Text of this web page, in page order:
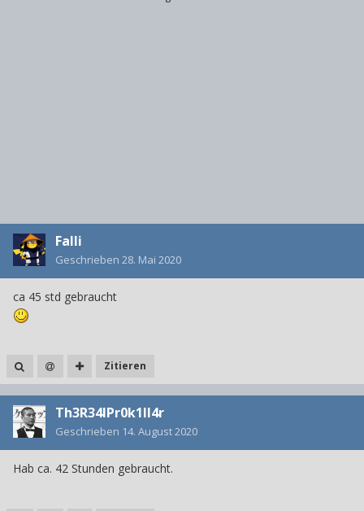
Falli
Geschrieben 28. Mai 2020
ca 45 std gebraucht
Zitieren
Th3R34lPr0k1ll4r
Geschrieben 14. August 2020
Hab ca. 42 Stunden gebraucht.